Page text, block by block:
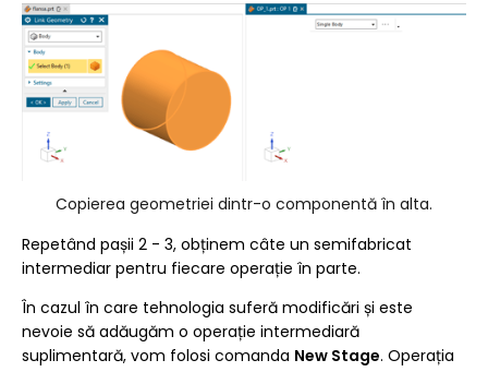
Copierea geometriei dintr-o componentă în alta.
Repetând pașii 2 - 3, obținem câte un semifabricat
intermediar pentru fiecare operație în parte.
În cazul în care tehnologia suferă modificări și este
nevoie să adăugăm o operație intermediară
suplimentară, vom folosi comanda New Stage. Operația